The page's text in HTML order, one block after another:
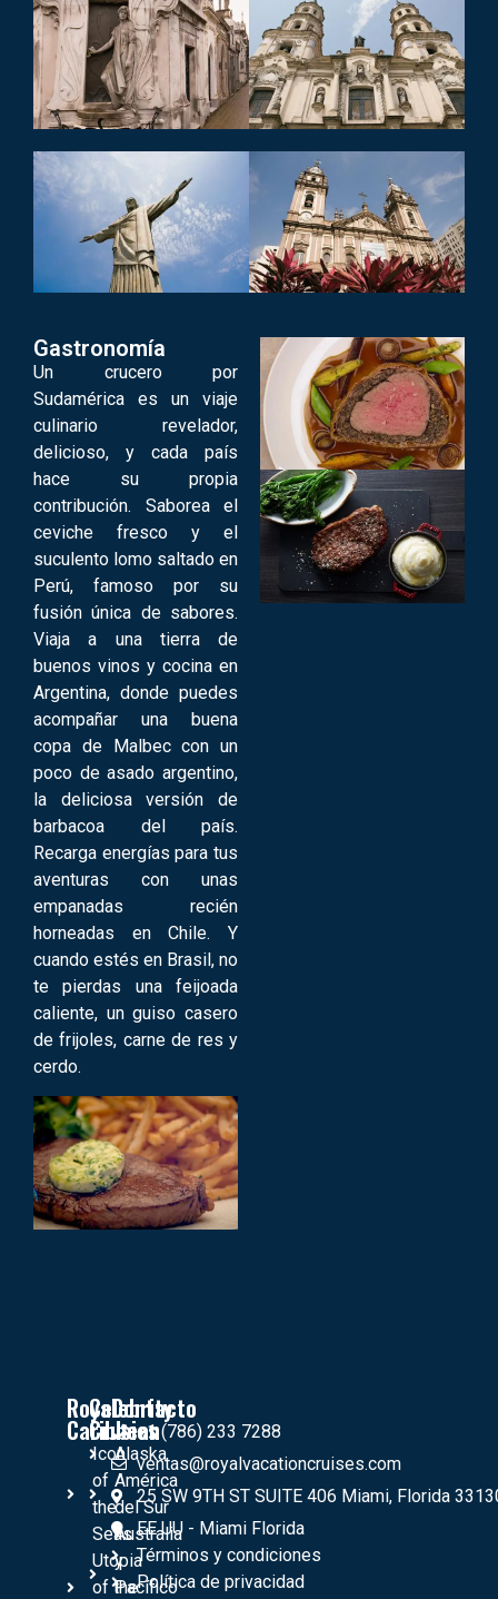
Gastronomía
Un crucero por
Sudamérica es un viaje
culinario revelador,
delicioso, y cada país
hace su propia
contribución. Saborea el
ceviche fresco y el
suculento lomo saltado en
Perú, famoso por su
fusión única de sabores.
Viaja a una tierra de
buenos vinos y cocina en
Argentina, donde puedes
acompañar una buena
copa de Malbec con un
poco de asado argentino,
la deliciosa versión de
barbacoa del país.
Recarga energías para tus
aventuras con unas
empanadas recién
horneadas en Chile. Y
cuando estés en Brasil, no
te pierdas una feijoada
caliente, un guiso casero
de frijoles, carne de res y
cerdo.
Royal
Caribbean
Icon
of
the
Seas
Utopia
of the
Celebrity
Crusies
Alaska
América
del Sur
Australia
y
Pacífico
Contacto
+1 (786) 233 7288
ventas@royalvacationcruises.com
25 SW 9TH ST SUITE 406 Miami, Florida
EE UU - Miami Florida
Términos y condiciones
Política de privacidad